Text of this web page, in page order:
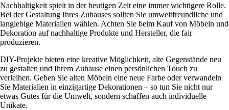
Nachhaltigkeit spielt in der heutigen Zeit eine immer wichtigere Rolle.
Bei der Gestaltung Ihres Zuhauses sollten Sie umweltfreundliche und
langlebige Materialien wählen. Achten Sie beim Kauf von Möbeln und
Dekoration auf nachhaltige Produkte und Hersteller, die fair
produzieren.
DIY-Projekte bieten eine kreative Möglichkeit, alte Gegenstände neu
zu gestalten und Ihrem Zuhause einen persönlichen Touch zu
verleihen. Geben Sie alten Möbeln eine neue Farbe oder verwandeln
Sie Materialien in einzigartige Dekorationen – so tun Sie nicht nur
etwas Gutes für die Umwelt, sondern schaffen auch individuelle
Unikate.